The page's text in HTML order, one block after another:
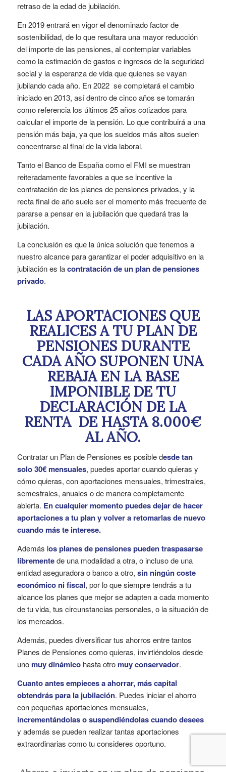
retraso de la edad de jubilación.
En 2019 entrará en vigor el denominado factor de
sostenibilidad, de lo que resultara una mayor reducción
del importe de las pensiones, al contemplar variables
como la estimación de gastos e ingresos de la seguridad
social y la esperanza de vida que quienes se vayan
jubilando cada año. En 2022 se completará el cambio
iniciado en 2013, así dentro de cinco años se tomarán
como referencia los últimos 25 años cotizados para
calcular el importe de la pensión. Lo que contribuirá a una
pensión más baja, ya que los sueldos más altos suelen
concentrarse al final de la vida laboral.
Tanto el Banco de España como el FMI se muestran
reiteradamente favorables a que se incentive la
contratación de los planes de pensiones privados, y la
recta final de año suele ser el momento más frecuente de
pararse a pensar en la jubilación que quedará tras la
jubilación.
La conclusión es que la única solución que tenemos a
nuestro alcance para garantizar el poder adquisitivo en la
jubilación es lacontratación de un plan de pensiones
privado.
LAS APORTACIONES QUE
REALICES A TU PLAN DE
PENSIONES DURANTE
CADA AÑO SUPONEN UNA
REBAJA EN LA BASE
IMPONIBLE DE TU
DECLARACIÓN DE LA
RENTA DE HASTA 8.000€
AL AÑO.
Contratar un Plan de Pensiones es posible desde tan
solo 30€ mensuales, puedes aportar cuando quieras y
cómo quieras, con aportaciones mensuales, trimestrales,
semestrales, anuales o de manera completamente
abierta. En cualquier momento puedes dejar de hacer
aportaciones a tu plan y volver a retomarlas de nuevo
cuando más te interese.
Además los planes de pensiones pueden traspasarse
librementede una modalidad a otra, o incluso de una
entidad aseguradora o banco a otro, sin ningún coste
económico ni fiscal, por lo que siempre tendrás a tu
alcance los planes que mejor se adapten a cada momento
de tu vida, tus circunstancias personales, o la situación de
los mercados.
Además, puedes diversificar tus ahorros entre tantos
Planes de Pensiones como quieras, invirtiéndolos desde
uno muy dinámicohasta otro muy conservador.
Cuanto antes empieces a ahorrar, más capital
obtendrás para la jubilación. Puedes iniciar el ahorro
con pequeñas aportaciones mensuales,
incrementándolas o suspendiéndolas cuando desees
y además se pueden realizar tantas aportaciones
extraordinarias como tu consideres oportuno.